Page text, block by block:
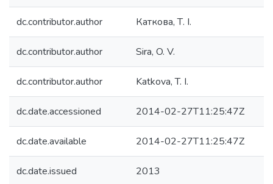
dc.contributor.author Каткова, Т. І.
dc.contributor.author Sira, O. V.
dc.contributor.author Katkova, T. I.
dc.date.accessioned 2014-02-27T11:25:47Z
dc.date.available 2014-02-27T11:25:47Z
dc.date.issued 2013